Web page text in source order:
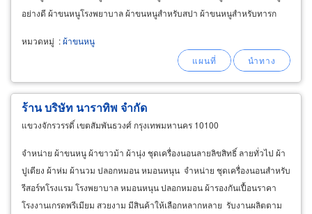
อย่างดี ผ้าขนหนูโรงพยาบาล ผ้าขนหนูสำหรับสปา ผ้าขนหนูสำหรับทารก
หมวดหมู่ :ผ้าขนหนู
ร้าน บริษัท นาราทิพ จำกัด
แขวงจักรวรรดิ์ เขตสัมพันธวงศ์ กรุงเทพมหานคร 10100
จำหน่าย ผ้าขนหนู ผ้าขาวม้า ผ้านุ่ง ชุดเครื่องนอนลายลิขสิทธิ์ ลายทั่วไป ผ้า
ปูเตียง ผ้าห่ม ผ้านวม ปลอกหมอน หมอนหนุน จำหน่าย ชุดเครื่องนอนสำหรับ
รีสอร์ทโรงแรม โรงพยาบาล หมอนหนุน ปลอกหมอน ผ้ารองกันเปื้อนราคา
โรงงานเกรดพรีเมียม สวยงาม มีสินค้าให้เลือกหลากหลาย รับงานผลิตตาม